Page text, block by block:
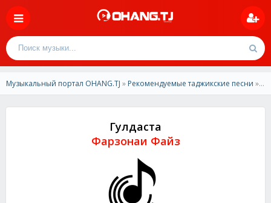
Музыкальный портал OHANG.TJ » Рекомендуемые таджикские песни » Фарзонаи Файз - Гулдаста
Гулдаста
Фарзонаи Файз